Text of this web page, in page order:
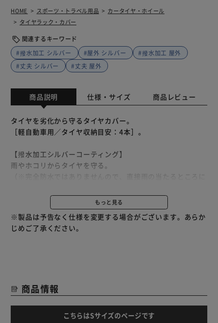
HOME スポーツ・トラベル用品
カータイヤ・ホイール
タイヤラック・カバー
関連するキーワード
#撥水加工 シルバー
#屋外 シルバー
#撥水加工 屋外
#丈夫 シルバー
#丈夫 屋外
商品説明 仕様・サイズ 商品レビュー
タイヤを劣化から守るタイヤカバー。
［軽自動車用／タイヤ収納目安：4本］。
【撥水加工シルバーコーティング】
雨やホコリからタイヤを守る。
【使用方法】
1．積み重ねたタイヤの上からカバーをかぶせる。
2．すそのヒモをしばる。
もっと見る
※製品は予告なく仕様を変更する場合がございます。あらか
じめご了承ください。
商品情報
こちらはSサイズのページです